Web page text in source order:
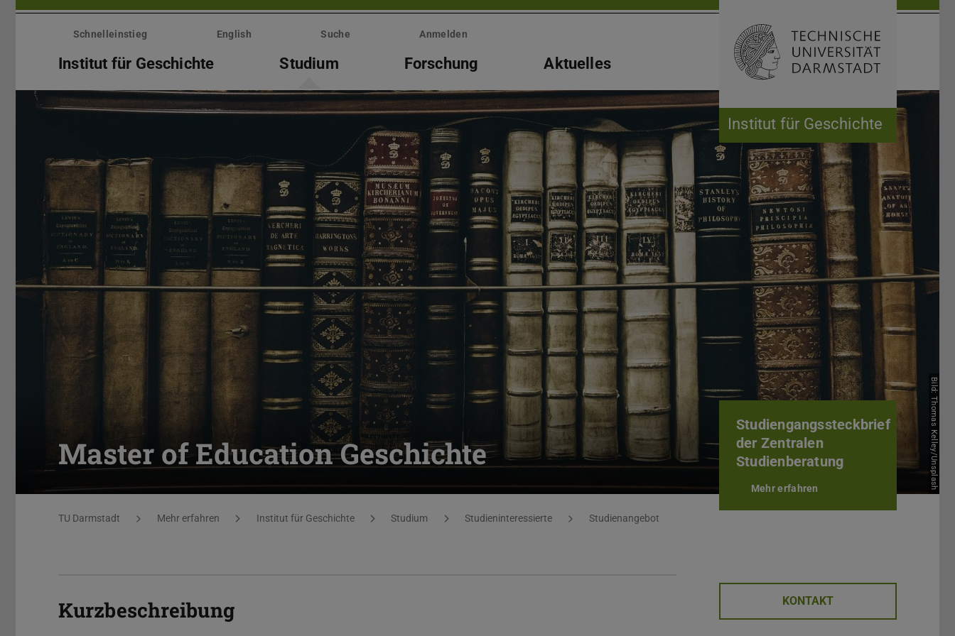
Menü
überspringen
Institut für Geschichte
Schnelleinstieg English Suche Anmelden
Institut für Geschichte Studium Forschung Aktuelles Suche öffnen
Master of Education Geschichte
Studiengangssteckbrief
der Zentralen
Studienberatung
Mehr erfahren Bild: Thomas Kelley/Unsplash
Sie befinden sich hier:
TU Darmstadt Mehr erfahren Institut für Geschichte Studium Studieninteressierte Studienangebot
Kurzbeschreibung KONTAKT